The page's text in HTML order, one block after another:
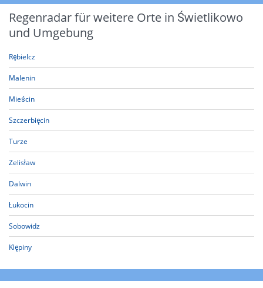
Regenradar für weitere Orte in Świetlikowo
und Umgebung
Rębielcz
Malenin
Mieścin
Szczerbięcin
Turze
Zelisław
Dalwin
Łukocin
Sobowidz
Klępiny